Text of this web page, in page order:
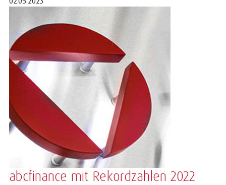
abcfinance mit Rekordzahlen 2022